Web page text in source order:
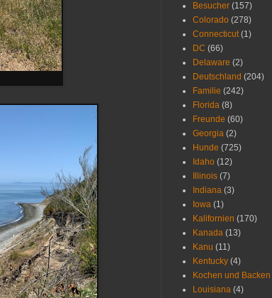
Besucher (157)
Colorado (278)
Connecticut (1)
DC (66)
Delaware (2)
Deutschland (204)
Familie (242)
Florida (8)
Freunde (60)
Georgia (2)
Hunde (725)
Idaho (12)
Illinois (7)
Indiana (3)
Iowa (1)
Kalifornien (170)
Kanada (13)
Kanu (11)
Kentucky (4)
Kochen und Backen
Louisiana (4)